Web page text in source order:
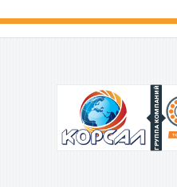
ГРУППА КОМПАНИЙ